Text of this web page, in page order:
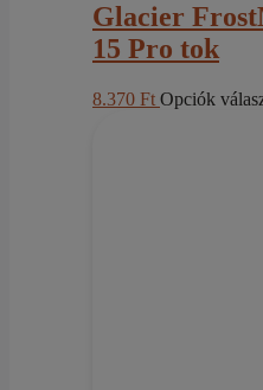
Glacier
15 Pro tok
8.370 Ft Opciók